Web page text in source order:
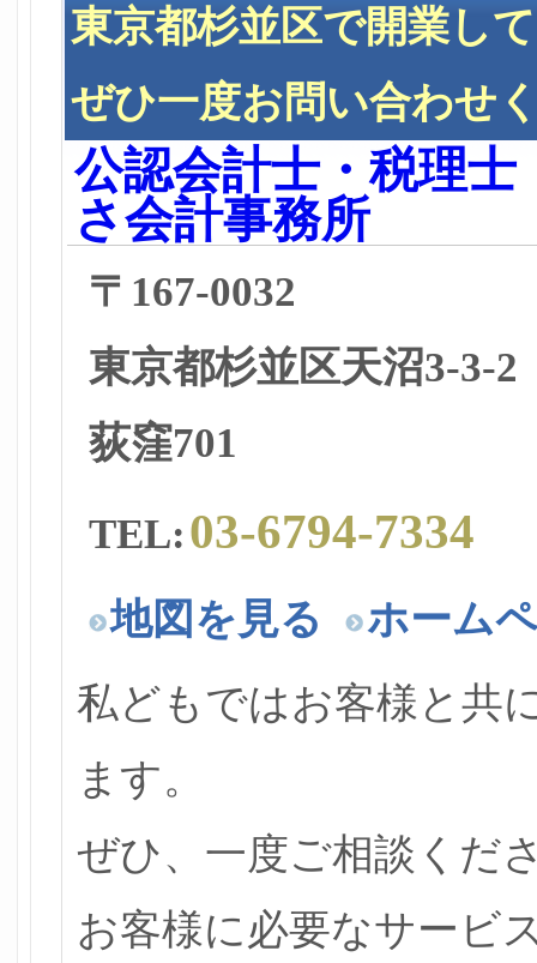
東京都杉並区で開業し
ぜひ一度お問い合わせ
公認会計士・税理
さ会計事務所
〒167-0032
東京都杉並区天沼3-3-
荻窪701
TEL:03-6794-7334
地図を見る
ホーム
私どもではお客様と共
ます。
ぜひ、一度ご相談くだ
お客様に必要なサービ